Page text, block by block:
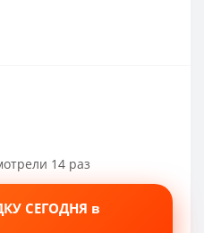
14 раз
СЕГОДНЯ в